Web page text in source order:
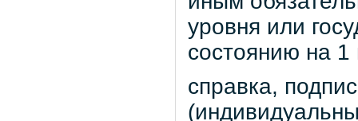
уровня или
состоянию на 1
справка,